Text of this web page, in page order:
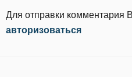
Для отправки комментария
авторизоваться